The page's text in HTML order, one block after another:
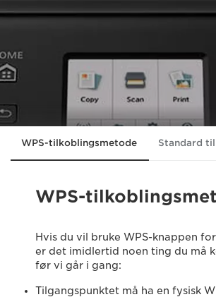
WPS-tilkoblingsmetode Standard
WPS-
Hvis du vil bruke WPS-knappen
er det imidlertid noen ting du må
før vi går i gang:
Tilgangspunktet må ha en fysisk